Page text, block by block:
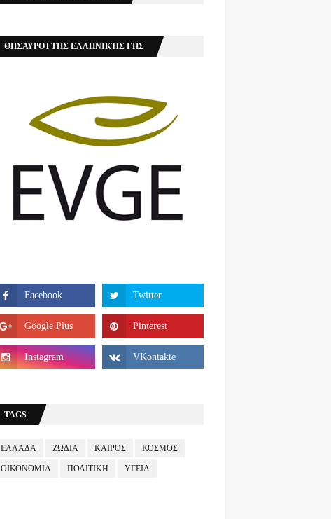
ΘΗΣΑΥΡΟΊ ΤΗΣ ΕΛΛΗΝΙΚΉΣ ΓΗΣ
TAGS
ΕΛΛΑΔΑ ΖΩΔΙΑ ΚΑΙΡΟΣ ΚΟΣΜΟΣ
ΟΙΚΟΝΟΜΙΑ ΠΟΛΙΤΙΚΗ ΥΓΕΙΑ